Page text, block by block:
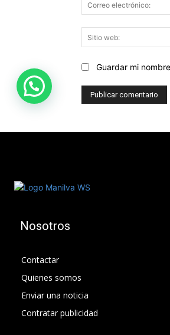
Guardar mi
Nosotros
Contactar
Quienes somos
Enviar una noticia
Contratar publicidad